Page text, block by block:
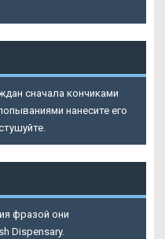
сначала кончиками
нанесите его
фразой они
Dispensary.